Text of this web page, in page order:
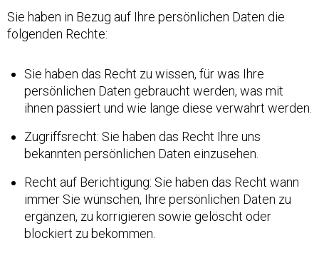
Sie haben in Bezug auf Ihre persönlichen Daten die
folgenden Rechte:
Sie haben das Recht zu wissen, für was Ihre
persönlichen Daten gebraucht werden, was mit
ihnen passiert und wie lange diese verwahrt werden.
Zugriffsrecht: Sie haben das Recht Ihre uns
bekannten persönlichen Daten einzusehen.
Recht auf Berichtigung: Sie haben das Recht wann
immer Sie wünschen, Ihre persönlichen Daten zu
ergänzen, zu korrigieren sowie gelöscht oder
blockiert zu bekommen.